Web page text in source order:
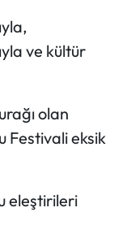
ve kültür
olan
Festivali eksik
eleştirileri